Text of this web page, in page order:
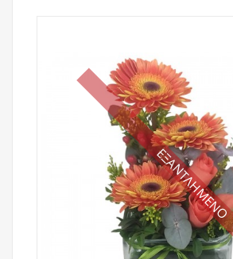
ΕΞΑΝΤΛΗΜΕΝΟ